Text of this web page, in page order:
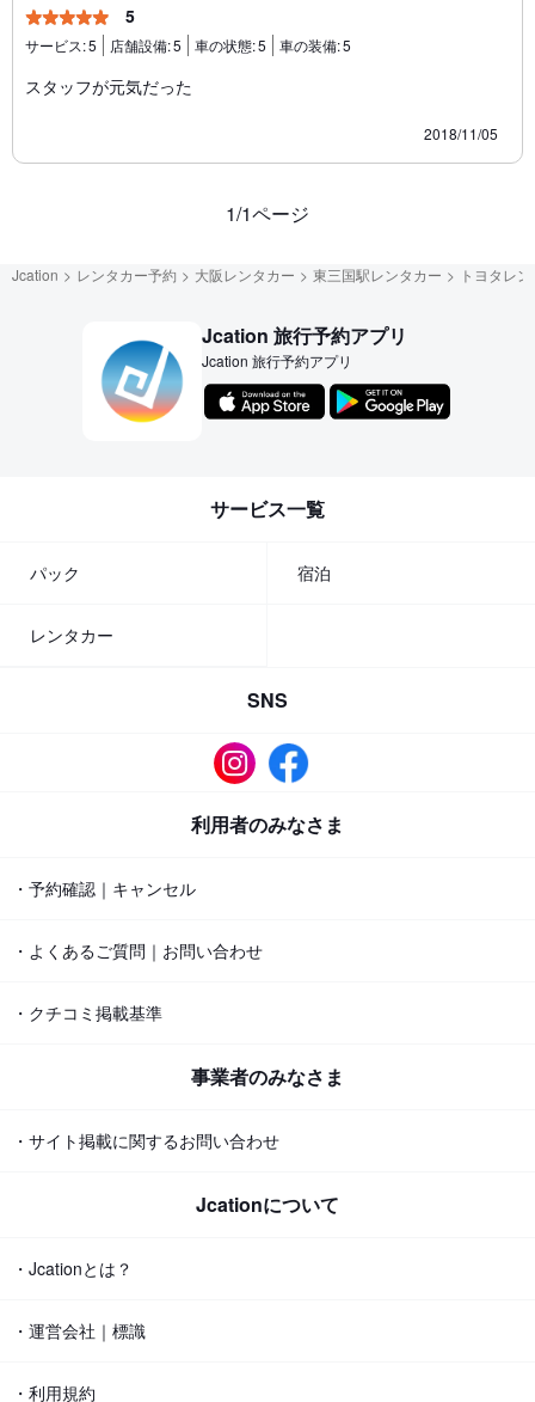
5
サービス:5 店舗設備:5 車の状態:5 車の装備:5
スタッフが元気だった
2018/11/05
1/1ページ
Jcation レンタカー予約 大阪レンタカー 東三国駅レンタカー トヨタレ
Jcation 旅行予約アプリ
Jcation 旅行予約アプリ
サービス一覧
パック 宿泊
レンタカー
SNS
利用者のみなさま
・予約確認｜キャンセル
・よくあるご質問｜お問い合わせ
・クチコミ掲載基準
事業者のみなさま
・サイト掲載に関するお問い合わせ
Jcationについて
・Jcationとは？
・運営会社｜標識
・利用規約